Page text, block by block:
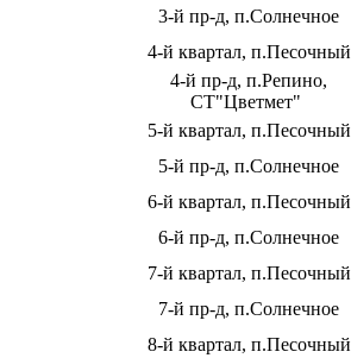
3-й пр-д, п.Солнечное
4-й квартал, п.Песочный
4-й пр-д, п.Репино,
СТ"Цветмет"
5-й квартал, п.Песочный
5-й пр-д, п.Солнечное
6-й квартал, п.Песочный
6-й пр-д, п.Солнечное
7-й квартал, п.Песочный
7-й пр-д, п.Солнечное
8-й квартал, п.Песочный